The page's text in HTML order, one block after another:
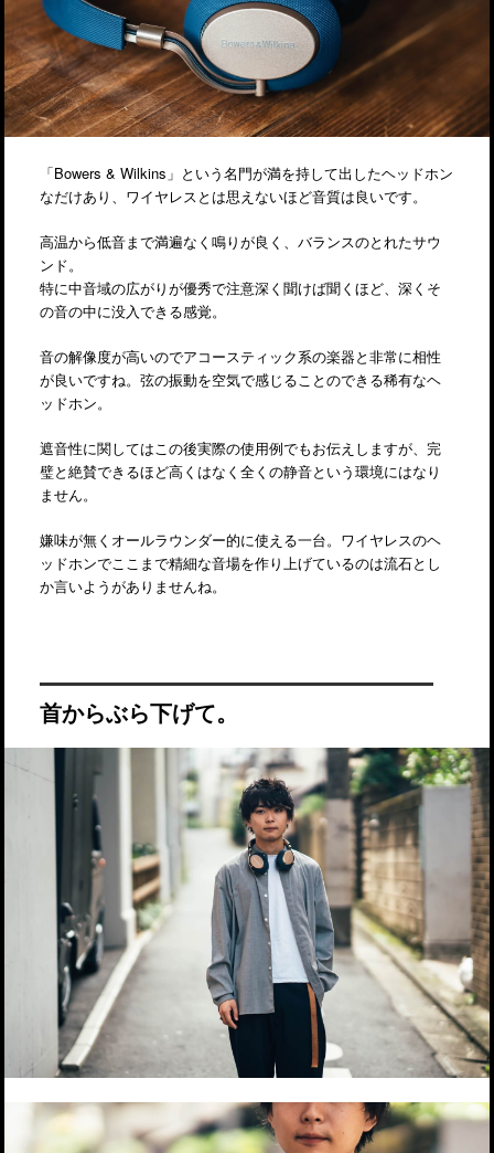
「Bowers & Wilkins」という名門が満を持して出したヘッドホン
なだけあり、ワイヤレスとは思えないほど音質は良いです。
高温から低音まで満遍なく鳴りが良く、バランスのとれたサウ
ンド。
特に中音域の広がりが優秀で注意深く聞けば聞くほど、深くそ
の音の中に没入できる感覚。
音の解像度が高いのでアコースティック系の楽器と非常に相性
が良いですね。弦の振動を空気で感じることのできる稀有なヘ
ッドホン。
遮音性に関してはこの後実際の使用例でもお伝えしますが、完
璧と絶賛できるほど高くはなく全くの静音という環境にはなり
ません。
嫌味が無くオールラウンダー的に使える一台。ワイヤレスのヘ
ッドホンでここまで精細な音場を作り上げているのは流石とし
か言いようがありませんね。
首からぶら下げて。